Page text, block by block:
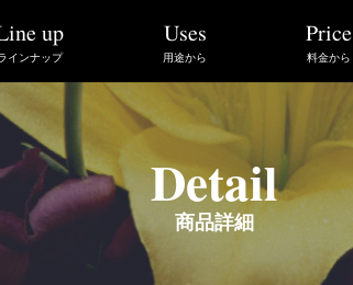
up
インナップ
Uses
用途から
Price
料金から
Detail
商品詳細